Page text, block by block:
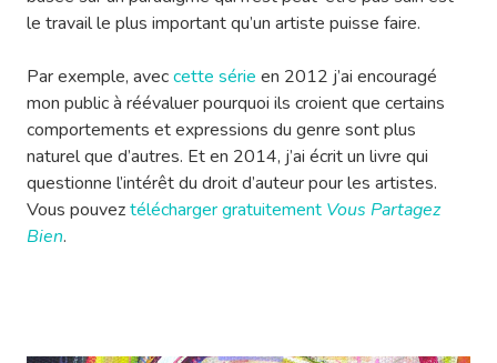
le travail le plus important qu’un artiste puisse faire.
Par exemple, aveccette série en 2012 j’ai encouragé
mon public à réévaluer pourquoi ils croient que certains
comportements et expressions du genre sont plus
naturel que d’autres. Et en 2014, j’ai écrit un livre qui
questionne l’intérêt du droit d’auteur pour les artistes.
Vous pouveztélécharger gratuitement Vous Partagez
Bien.